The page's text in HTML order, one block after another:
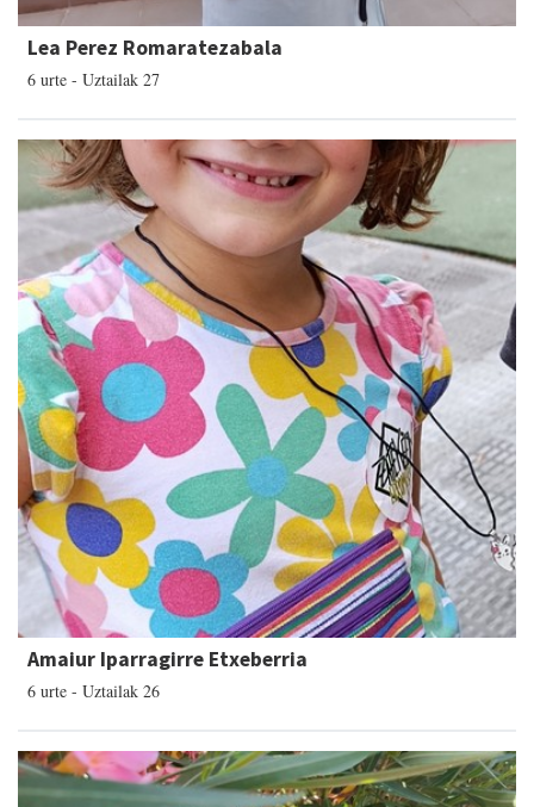
Lea Perez Romaratezabala
6 urte - Uztailak 27
Amaiur Iparragirre Etxeberria
6 urte - Uztailak 26